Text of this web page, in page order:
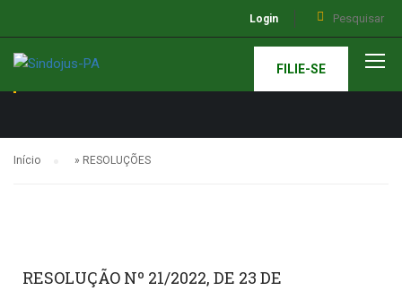
Login
FILIE-SE
RESOLUÇÕES
Início » RESOLUÇÕES
RESOLUÇÃO Nº 21/2022, DE 23 DE